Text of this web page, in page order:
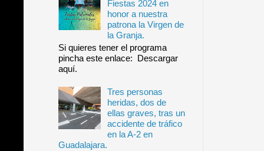
Fiestas 2024 en
honor a nuestra
patrona la Virgen de
la Granja.
Si quieres tener el programa
pincha este enlace: Descargar
aquí.
Tres personas
heridas, dos de
ellas graves, tras un
accidente de tráfico
en la A-2 en
Guadalajara.